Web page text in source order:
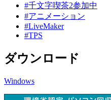
#千文字喫茶2参加中
#アニメーション
#LiveMaker
#TPS
ダウンロード
Windows